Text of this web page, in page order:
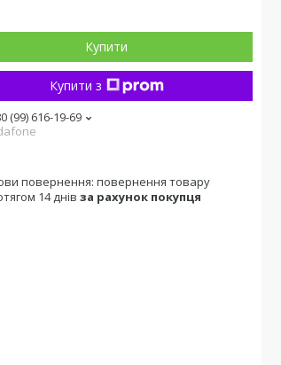
Купити
Купити з
(99) 616-19-69
повернення товару
14 днів за рахунок покупця